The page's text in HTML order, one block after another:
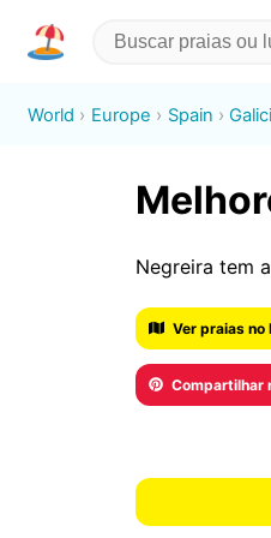
World Europe Spain
Negreira tem
Ver praias no
Compartilhar